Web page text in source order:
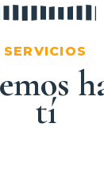
SERVICIOS
tí